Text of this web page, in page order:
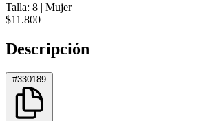
Talla: 8 | Mujer
$11.800
Descripción
#330189